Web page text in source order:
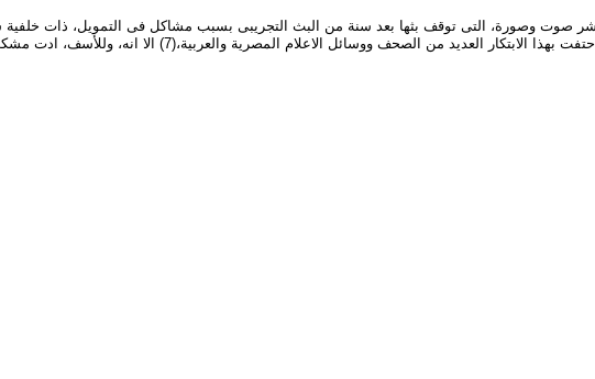
واجنبية على هذه القناة فى بث حى مباشر، من اماكن تواجد مذيعيها،